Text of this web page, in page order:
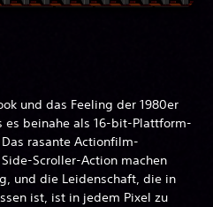
und das Feeling der 1980er
es beinahe als 16-bit-Plattform-
rasante Actionfilm-
Scroller-Action machen
und die Leidenschaft, die in
ist, ist in jedem Pixel zu